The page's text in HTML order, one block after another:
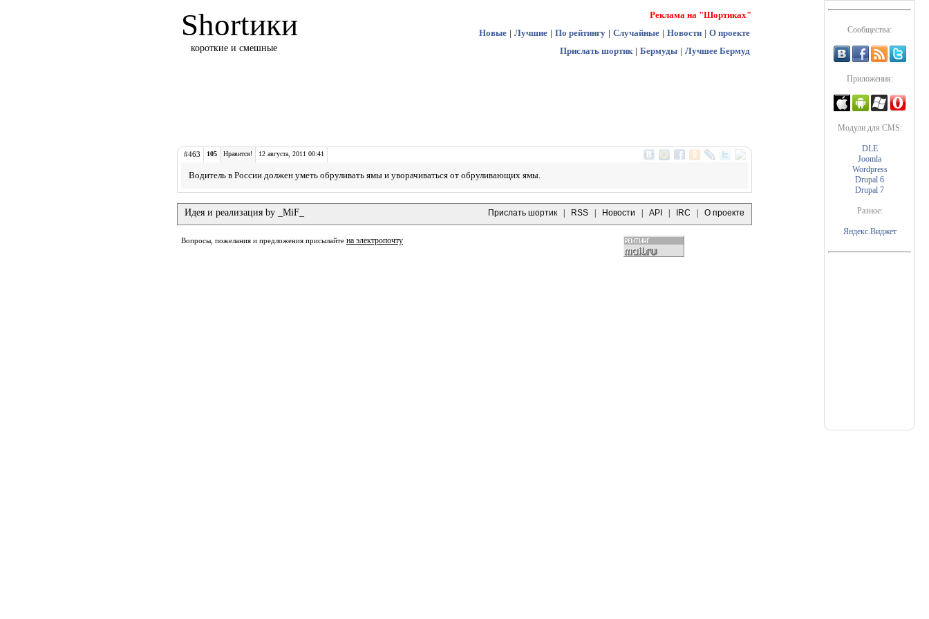
Сообщества:
Приложения:
Модули для CMS:
DLE
Joomla
Wordpress
Drupal 6
Drupal 7
Разное:
Яндекс.Виджет
Shortики
Реклама на "Шортиках"
Новые | Лучшие | По рейтингу | Случайные | Новости | О проекте
Прислать шортик | Бермуды | Лучшее Бермуд
короткие и смешные
#463 105 Нравится! 12 августа, 2011 00:41
Водитель в России должен уметь обруливать ямы и уворачиваться от обруливающих ямы.
Идея и реализация by _MiF_ Прислать шортик RSS Новости API IRC О проекте
Вопросы, пожелания и предложения присылайте на электропочту